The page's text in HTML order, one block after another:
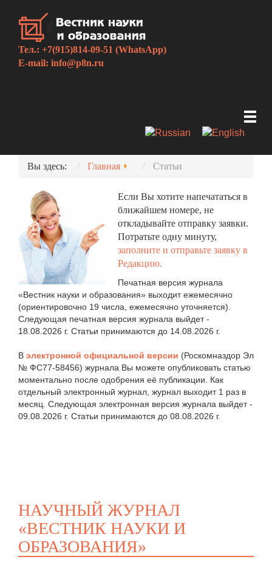
Тел.: +7(915)814-09-51 (WhatsApp)
E-mail: info@p8n.ru
Вы здесь: Главная Статьи
Если Вы хотите напечататься в
ближайшем номере, не
откладывайте отправку заявки.
Потратьте одну минуту,
заполните и отправьте заявку в
Редакцию.
Печатная версия журнала
«Вестник науки и образования» выходит ежемесячно
(ориентировочно 19 числа, ежемесячно уточняется).
Следующая печатная версия журнала выйдет -
18.08.2026 г. Статьи принимаются до 14.08.2026 г.
В электронной официальной версии (Роскомназдор Эл
№ ФС77-58456) журнала Вы можете опубликовать статью
моментально после одобрения её публикации. Как
отдельный электронный журнал, журнал выходит 1 раз в
месяц. Следующая электронная версия журнала выйдет -
09.08.2026 г. Статьи принимаются до 08.08.2026 г.
НАУЧНЫЙ ЖУРНАЛ
«ВЕСТНИК НАУКИ И
ОБРАЗОВАНИЯ»